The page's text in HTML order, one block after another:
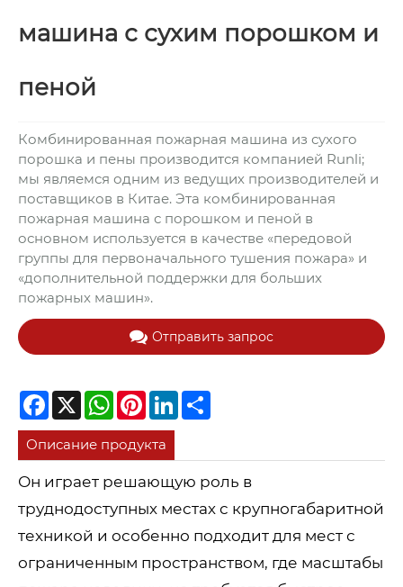
машина с сухим порошком и
пеной
Комбинированная пожарная машина из сухого
порошка и пены производится компанией Runli;
мы являемся одним из ведущих производителей и
поставщиков в Китае. Эта комбинированная
пожарная машина с порошком и пеной в
основном используется в качестве «передовой
группы для первоначального тушения пожара» и
«дополнительной поддержки для больших
пожарных машин».
Отправить запрос
Facebook
X WhatsApp
PinterestLinkedIn
Описание продукта
Он играет решающую роль в
труднодоступных местах с крупногабаритной
техникой и особенно подходит для мест с
ограниченным пространством, где масштабы